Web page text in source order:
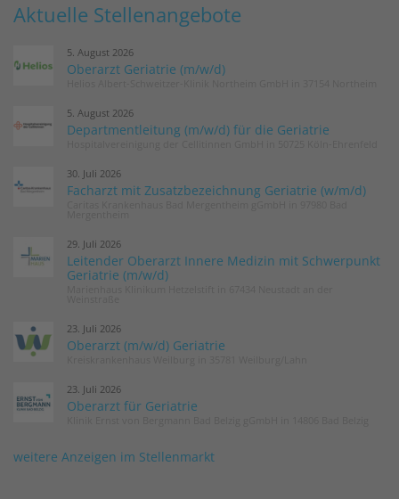
Aktuelle Stellenangebote
5. August 2026
Oberarzt Geriatrie (m/w/d)
5. August 2026
Departmentleitung (m/w/d) für die Geriatrie
30. Juli 2026
Facharzt mit Zusatzbezeichnung Geriatrie (w/m/d)
29. Juli 2026
Leitender Oberarzt Innere Medizin mit Schwerpunkt
Geriatrie (m/w/d)
23. Juli 2026
Oberarzt (m/w/d) Geriatrie
23. Juli 2026
Oberarzt für Geriatrie
weitere Anzeigen im Stellenmarkt